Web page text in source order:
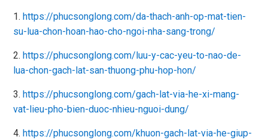
1. https://phucsonglong.com/da-thach-anh-op-mat-tien-
su-lua-chon-hoan-hao-cho-ngoi-nha-sang-trong/
2. https://phucsonglong.com/luu-y-cac-yeu-to-nao-de-
lua-chon-gach-lat-san-thuong-phu-hop-hon/
3. https://phucsonglong.com/gach-lat-via-he-xi-mang-
vat-lieu-pho-bien-duoc-nhieu-nguoi-dung/
4. https://phucsonglong.com/khuon-gach-lat-via-he-giup-